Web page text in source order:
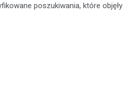
poszukiwania, które objęły